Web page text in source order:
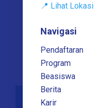
📍 Lihat Lokasi
Navigasi
Pendaftaran
Program
Beasiswa
Berita
Karir